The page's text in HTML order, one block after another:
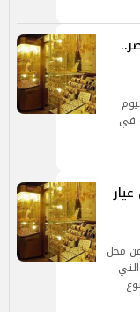
في
محل
نوع